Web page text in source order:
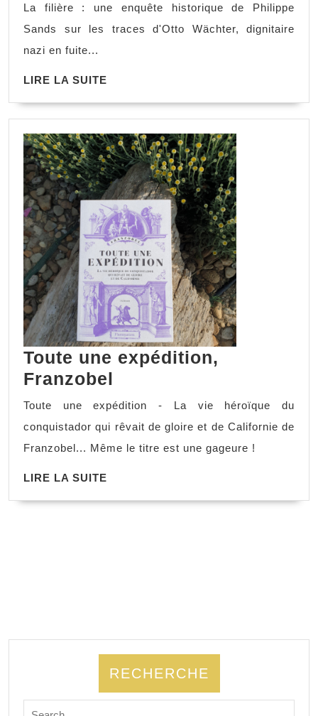
La filière : une enquête historique de Philippe
Sands sur les traces d'Otto Wächter, dignitaire
nazi en fuite...
LIRE LA SUITE
Toute une expédition,
Franzobel
Toute une expédition - La vie héroïque du
conquistador qui rêvait de gloire et de Californie de
Franzobel... Même le titre est une gageure !
LIRE LA SUITE
RECHERCHE